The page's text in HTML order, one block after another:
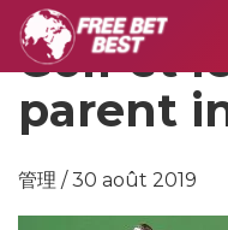
Golf et
parent
管理 / 30 août 2019